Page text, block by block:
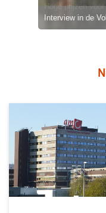
Interview in de